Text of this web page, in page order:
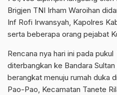
Brigjen TNI Irham Waroihan
Inf Rofi Irwansyah, Kapolres
serta beberapa orang pejabat
Rencana nya hari ini pada
diterbangkan ke Bandara
berangkat menuju rumah duka
Pao-Pao, Kecamatan Tanete